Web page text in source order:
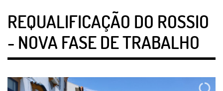
REQUALIFICAÇÃO DO ROSSIO
- NOVA FASE DE TRABALHO